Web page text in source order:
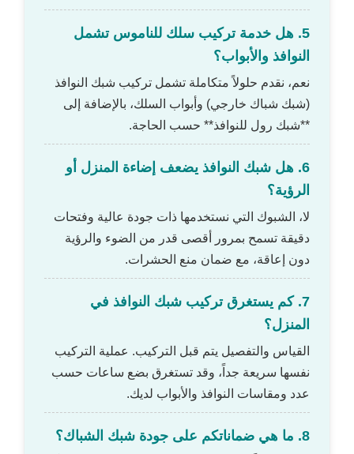
5. هل خدمة تركيب سلك للناموس تشمل
النوافذ والأبواب؟
نعم، نقدم حلولاً متكاملة تشمل تركيب شبك النوافذ
(شبك شباك خارجي) وأبواب السلك، بالإضافة إلى
**شبك رول للنوافذ** حسب الحاجة.
6. هل شبك النوافذ يضعف إضاءة المنزل أو
الرؤية؟
لا، الشبوك التي نستخدمها ذات جودة عالية وفتحات
دقيقة تسمح بمرور أقصى قدر من الضوء والرؤية
دون إعاقة، مع ضمان منع الحشرات.
7. كم يستغرق تركيب شبك النوافذ في
المنزل؟
القياس والتفصيل يتم قبل التركيب. عملية التركيب
نفسها سريعة جداً، وقد تستغرق بضع ساعات حسب
عدد ومقاسات النوافذ والأبواب لديك.
8. ما هي ضماناتكم على جودة شبك الشباك؟